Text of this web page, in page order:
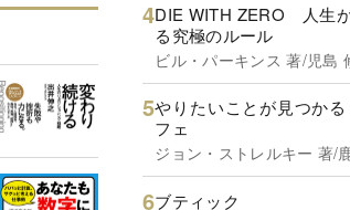
DIE WITH ZERO 人生
る究極のルール
ビル・パーキンス 著/児島
やりたいことが見つか
フェ
ジョン・ストレルキー 著/
ブティック